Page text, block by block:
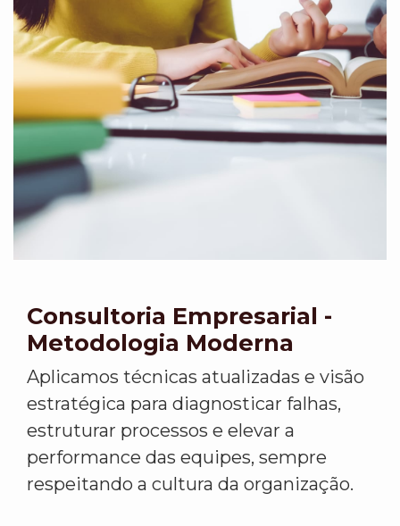
Consultoria Empresarial -
Metodologia Moderna
Aplicamos técnicas atualizadas e visão
estratégica para diagnosticar falhas,
estruturar processos e elevar a
performance das equipes, sempre
respeitando a cultura da organização.